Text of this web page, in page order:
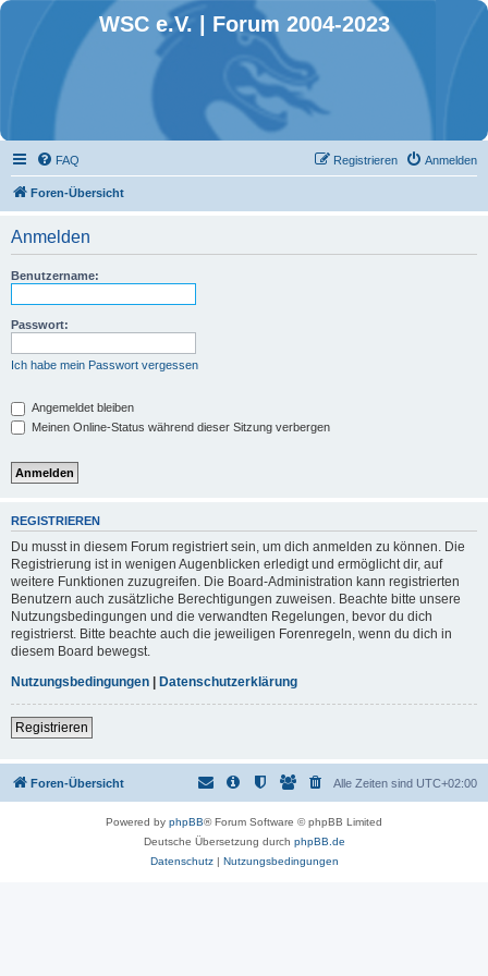
WSC e.V. | Forum 2004-2023
FAQ Anmelden
Registrieren
Foren-Übersicht
Anmelden
Benutzername:
Passwort:
Ich habe mein Passwort vergessen
Angemeldet bleiben
Meinen Online-Status während dieser Sitzung verbergen
REGISTRIEREN
Du musst in diesem Forum registriert sein, um dich anmelden zu können. Die
Registrierung ist in wenigen Augenblicken erledigt und ermöglicht dir, auf
weitere Funktionen zuzugreifen. Die Board-Administration kann registrierten
Benutzern auch zusätzliche Berechtigungen zuweisen. Beachte bitte unsere
Nutzungsbedingungen und die verwandten Regelungen, bevor du dich
registrierst. Bitte beachte auch die jeweiligen Forenregeln, wenn du dich in
diesem Board bewegst.
Nutzungsbedingungen | Datenschutzerklärung
Registrieren
Foren-Übersicht Alle Zeiten sind UTC+02:00
Powered by phpBB® Forum Software © phpBB Limited
Deutsche Übersetzung durch phpBB.de
Datenschutz| Nutzungsbedingungen